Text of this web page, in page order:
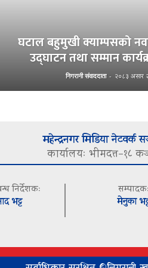
घटाल बहुमुखी क्याम्पसको
उद्घाटन तथा सम्मान
निगरानी संवाददाता - २०८३ असार
महेन्द्रनगर मिडिया नेटवर्क
कार्यालयः भीमदत्त–१८
निर्देशकः
भट्ट
सम्पादकः
मेनुका